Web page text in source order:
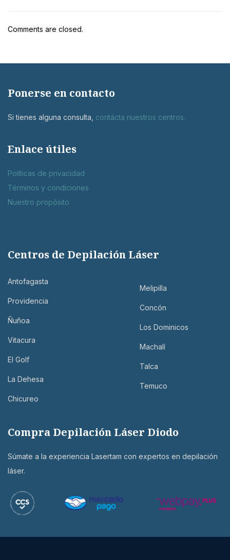
Comments are closed.
Ponerse en contacto
Si tienes alguna consulta, contácta nuestros centros.
Enlace útiles
Políticas de privacidad
Términos y condiciones
Nuestro propósito
Centros de Depilación Láser
Antofagasta
Providencia
Ñuñoa
Vitacura
El Golf
La Dehesa
Chicureo
Melipilla
Concón
Los Dominicos
Machalí
Talca
Temuco
Compra Depilación Láser Diodo
Súmate a la experiencia Lasertam con expertos en depilación
láser.